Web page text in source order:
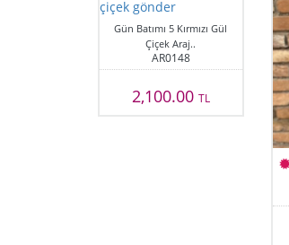
Gün Batımı 5 Kırmızı Gül
Çiçek Araj..
AR0148
2,100.00 TL